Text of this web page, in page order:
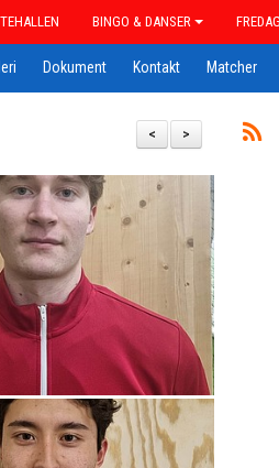
BINGO & DANSER
Dokument Kontakt Matcher
>
<